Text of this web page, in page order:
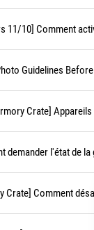
11/10] Comment
Guidelines
Crate]
demander l'état de la
Crate] Comment